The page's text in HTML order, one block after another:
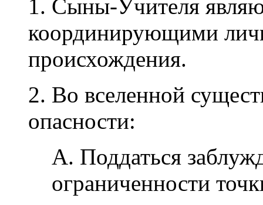
1. Сыны-Учителя
координирующими
происхождения.
2. Во вселенной
опасности:
A. Поддаться
ограниченности